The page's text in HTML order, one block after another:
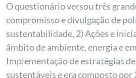
O questionário versou três
compromisso e divulgação de
sustentabilidade, 2) Ações e
âmbito de ambiente, energia e
Implementação de estratégias
sustentáveis e era composto por